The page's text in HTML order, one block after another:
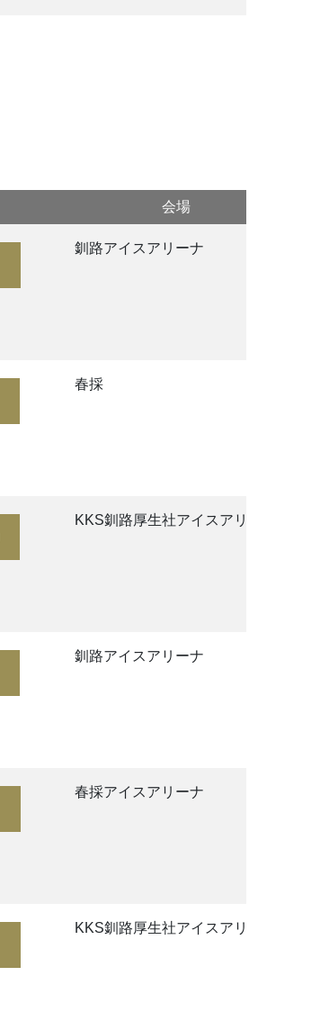
会場
釧路アイスアリーナ
春採
KKS釧路厚生社アイスアリーナ
釧路アイスアリーナ
春採アイスアリーナ
KKS釧路厚生社アイスアリーナ